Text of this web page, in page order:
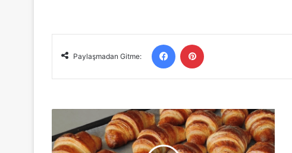
Paylaşmadan Gitme:
Facebook
FARKLI